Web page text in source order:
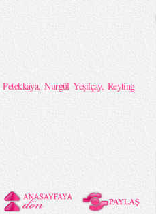
,Nurgül Yeşilçay, Reyting